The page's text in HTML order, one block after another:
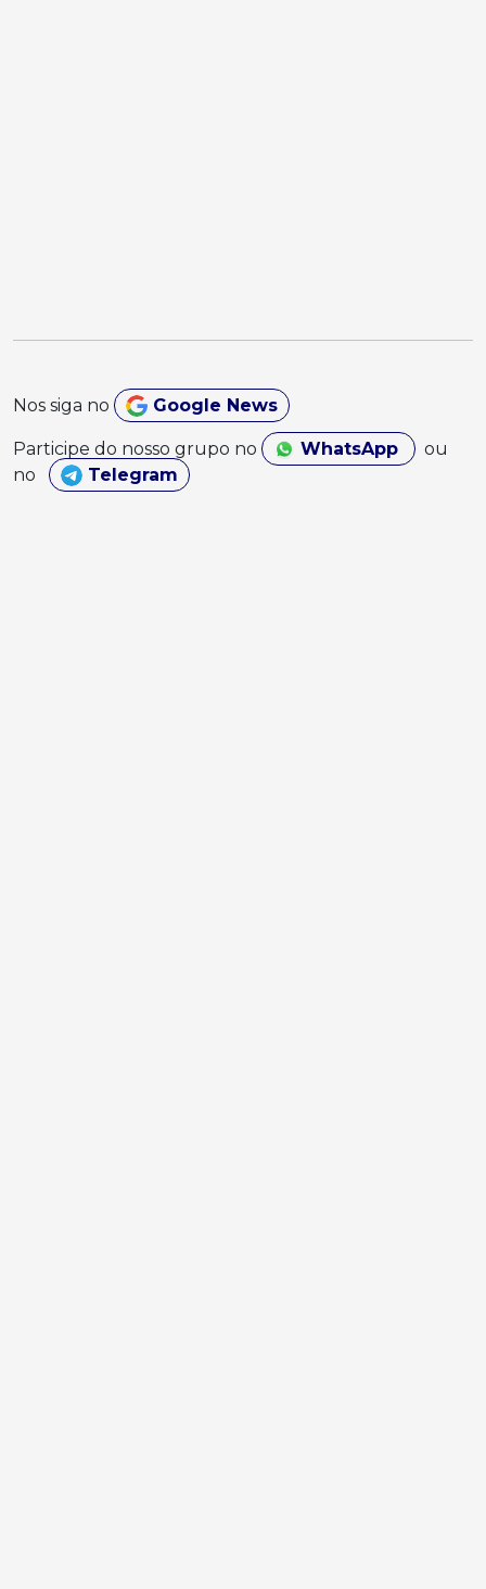
Nos siga no Google News
Participe do nosso grupo no WhatsApp
ou
no
Telegram